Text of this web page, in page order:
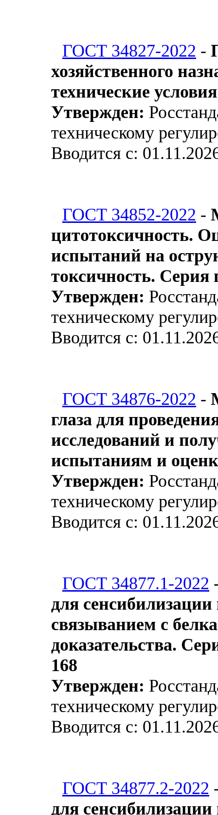
ГОСТ 34827-2022 -
хозяйственного
технические условия
Утвержден:
техническому
Вводится с:
ГОСТ 34852-2022 -
цитотоксичность.
испытаний на
токсичность.
Утвержден:
техническому
Вводится с:
ГОСТ 34876-2022 -
глаза для
исследований и
испытаниям и
Утвержден:
техническому
Вводится с:
ГОСТ 34877.1-2022
для
связыванием с
доказательства.
168
Утвержден:
техническому
Вводится с:
ГОСТ 34877.2-2022
для